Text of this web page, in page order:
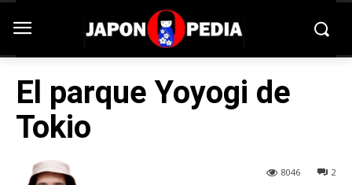
El parque Yoyogi de
Tokio
2
8046